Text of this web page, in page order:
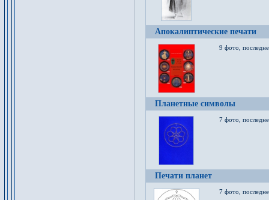
Апокалиптические печати
9 фото,
Планетные символы
7 фото,
Печати планет
7 фото,